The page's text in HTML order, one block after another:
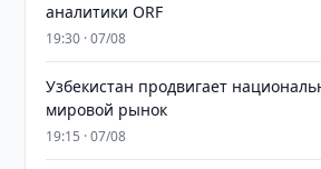
аналитики ORF
19:30 · 07/08
Узбекистан продвигает
мировой рынок
19:15 · 07/08